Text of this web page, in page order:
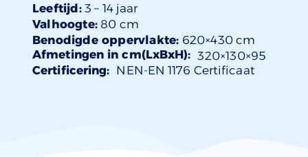
Leeftijd:3 – 14 jaar
Valhoogte: 80 cm
Benodigde oppervlakte: 620×430 cm
Afmetingen in cm(LxBxH): 320×130×95
Certificering: NEN-EN 1176 Certificaat